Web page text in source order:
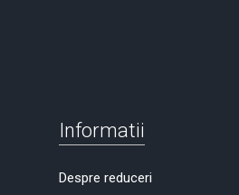
Informatii
Despre reduceri